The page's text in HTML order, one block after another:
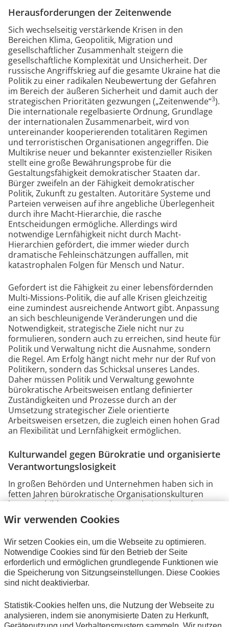
Herausforderungen der Zeitenwende
Sich wechselseitig verstärkende Krisen in den
Bereichen Klima, Geopolitik, Migration und
gesellschaftlicher Zusammenhalt steigern die
gesellschaftliche Komplexität und Unsicherheit. Der
russische Angriffskrieg auf die gesamte Ukraine hat die
Politik zu einer radikalen Neubewertung der Gefahren
im Bereich der äußeren Sicherheit und damit auch der
strategischen Prioritäten gezwungen („Zeitenwende“3).
Die internationale regelbasierte Ordnung, Grundlage
der internationalen Zusammenarbeit, wird von
untereinander kooperierenden totalitären Regimen
und terroristischen Organisationen angegriffen. Die
Multikrise neuer und bekannter existenzieller Risiken
stellt eine große Bewährungsprobe für die
Gestaltungsfähigkeit demokratischer Staaten dar.
Bürger zweifeln an der Fähigkeit demokratischer
Politik, Zukunft zu gestalten. Autoritäre Systeme und
Parteien verweisen auf ihre angebliche Überlegenheit
durch ihre Macht-Hierarchie, die rasche
Entscheidungen ermögliche. Allerdings wird
notwendige Lernfähigkeit nicht durch Macht-
Hierarchien gefördert, die immer wieder durch
dramatische Fehleinschätzungen auffallen, mit
katastrophalen Folgen für Mensch und Natur.
Gefordert ist die Fähigkeit zu einer lebensfördernden
Multi-Missions-Politik, die auf alle Krisen gleichzeitig
eine zumindest ausreichende Antwort gibt. Anpassung
an sich beschleunigende Veränderungen und die
Notwendigkeit, strategische Ziele nicht nur zu
formulieren, sondern auch zu erreichen, sind heute für
Politik und Verwaltung nicht die Ausnahme, sondern
die Regel. Am Erfolg hängt nicht mehr nur der Ruf von
Politikern, sondern das Schicksal unseres Landes.
Daher müssen Politik und Verwaltung gewohnte
bürokratische Arbeitsweisen entlang definierter
Zuständigkeiten und Prozesse durch an der
Umsetzung strategischer Ziele orientierte
Arbeitsweisen ersetzen, die zugleich einen hohen Grad
an Flexibilität und Lernfähigkeit ermöglichen.
Kulturwandel gegen Bürokratie und organisierte
Verantwortungslosigkeit
In großen Behörden und Unternehmen haben sich in
fetten Jahren bürokratische Organisationskulturen
herausgebildet: Immer mehr Mitarbeitende und
Organisationseinheiten sind nur für die Einhaltung und
Perfektionierung von vorgegebenen Prozessen
schwer, ergebnisorientiert zu führen, und hat
insbesondere in Projekten verheerende Auswirkungen:
Organisierte Verantwortungslosigkeit.
Projekte brauchen Vertrauen und
Verantwortung übernehmen, auf Basis von
Erfahrungen situationsbezogen, flexibel und
Wir verwenden Cookies
Wir setzen Cookies ein, um die Webseite zu optimieren.
Notwendige Cookies sind für den Betrieb der Seite
erforderlich und ermöglichen grundlegende Funktionen wie
die Speicherung von Sitzungseinstellungen. Diese Cookies
sind nicht deaktivierbar.
Statistik-Cookies helfen uns, die Nutzung der Webseite zu
analysieren, indem sie anonymisierte Daten zu Herkunft,